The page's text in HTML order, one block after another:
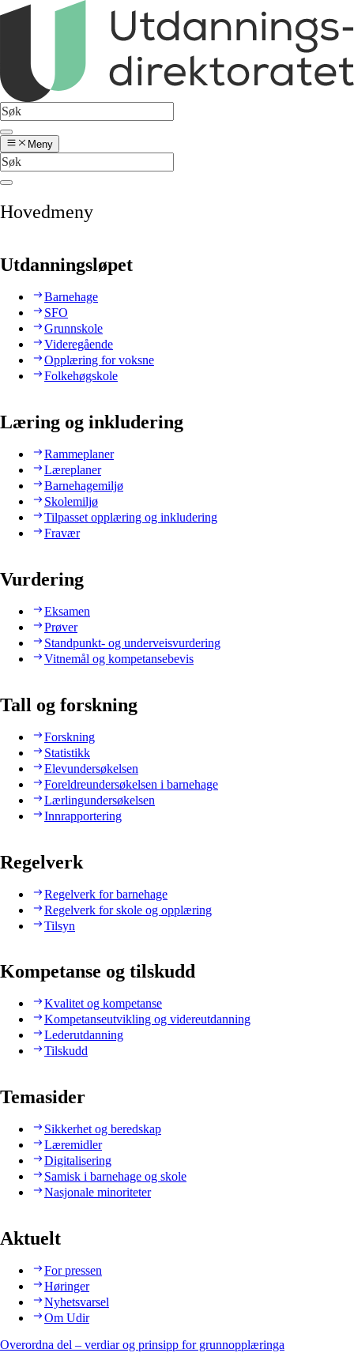
Meny
Hovedmeny
Utdanningsløpet
Barnehage
SFO
Grunnskole
Videregående
Opplæring for voksne
Folkehøgskole
Læring og inkludering
Rammeplaner
Læreplaner
Barnehagemiljø
Skolemiljø
Tilpasset opplæring og inkludering
Fravær
Vurdering
Eksamen
Prøver
Standpunkt- og underveisvurdering
Vitnemål og kompetansebevis
Tall og forskning
Forskning
Statistikk
Elevundersøkelsen
Foreldreundersøkelsen i barnehage
Lærlingundersøkelsen
Innrapportering
Regelverk
Regelverk for barnehage
Regelverk for skole og opplæring
Tilsyn
Kompetanse og tilskudd
Kvalitet og kompetanse
Kompetanseutvikling og videreutdanning
Lederutdanning
Tilskudd
Temasider
Sikkerhet og beredskap
Læremidler
Digitalisering
Samisk i barnehage og skole
Nasjonale minoriteter
Aktuelt
For pressen
Høringer
Nyhetsvarsel
Om Udir
Overordna del – verdiar og prinsipp for grunnopplæringa